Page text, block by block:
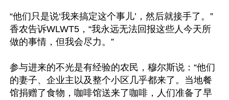
“他们只是说‘我来搞定这个事儿’，然后就接手了。”
香农告诉WLWT5，“我永远无法回报这些人今天所
做的事情，但我会尽力。”
参与进来的不光是有经验的农民，穆尔斯说：“他们
的妻子、企业主以及整个小区几乎都来了。当地餐
馆捐赠了食物，咖啡馆送来了咖啡，人们准备了早